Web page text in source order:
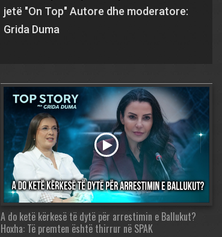
jetë "On Top" Autore dhe moderatore:
Grida Duma
A do ketë kërkesë të dytë për arrestimin e Ballukut?
Hoxha: Të premten është thirrur në SPAK